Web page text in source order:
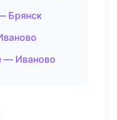
Брянск
— Иваново